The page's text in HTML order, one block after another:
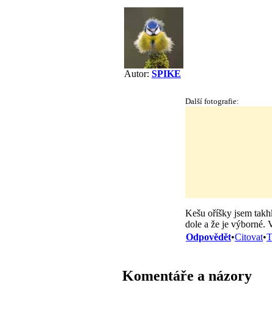
Autor: SPIKE
Další fotografie:
Kešu oříšky jsem
dole a že je výborné.
Odpovědět•Citovat•
Komentáře a názory